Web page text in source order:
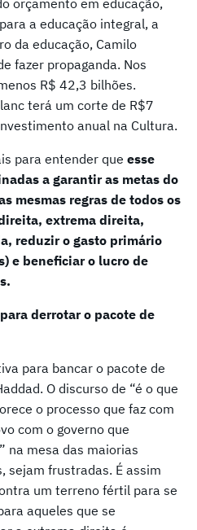
a educação integral, a
da educação, Camilo
fazer propaganda. Nos
R$ 42,3 bilhões.
terá um corte de R$7
anual na Cultura.
para entender que esse
a garantir as metas do
mesmas regras de todos os
extrema direita,
reduzir o gasto primário
e beneficiar o lucro de
derrotar o pacote de
para bancar o pacote de
O discurso de “é o que
o processo que faz com
com o governo que
na mesa das maiorias
sejam frustradas. É assim
um terreno fértil para se
aqueles que se